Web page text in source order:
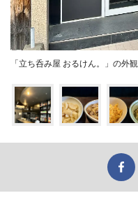
「立ち呑み屋 おるけん。」の外観